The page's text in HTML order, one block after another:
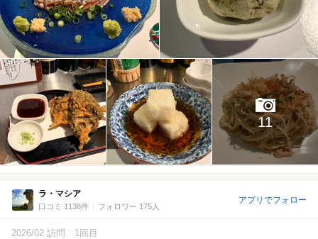
11
ラ・マシア
口コミ 1138件 フォロワー 175人
アプリでフォロー
2026/02 訪問 1回目